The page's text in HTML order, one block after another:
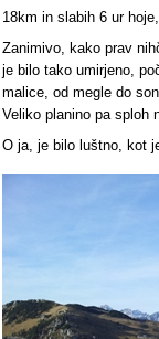
18km in slabih 6 ur
Zanimivo, kako prav
je bilo tako umirjeno,
malice, od megle do
Veliko planino pa sploh
O ja, je bilo luštno, kot